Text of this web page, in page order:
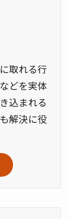
取れる行
どを実体
込まれる
解決に役